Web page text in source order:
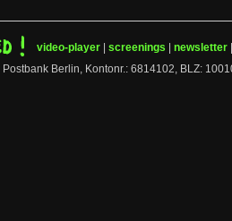
video-player screenings newsletter
Berlin, Kontonr.: 6814102, BLZ: